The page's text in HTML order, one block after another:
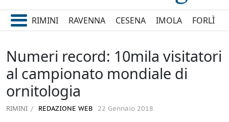
RIMINI RAVENNA CESENA IMOLA FORLÌ
Numeri record: 10mila visitatori
al campionato mondiale di
ornitologia
RIMINI REDAZIONE WEB 22 Gennaio 2018